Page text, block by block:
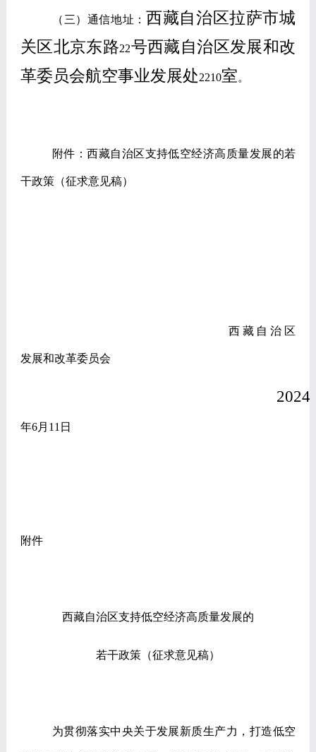
（三）通信地址： 西藏自治区拉萨市城
关区北京东路22号西藏自治区发展和改
革委员会航空事业发展处2210室。
附件：西藏自治区支持低空经济高质量发展的若
干政策（征求意见稿）
西藏自治区
发展和改革委员会
2024
年6月 11 日
附件
西藏自治区支持低空经济高质量发展的
若干政策（征求意见稿）
为贯彻落实中央关于发展新质生产力，打造低空